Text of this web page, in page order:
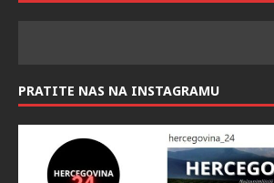
PRATITE NAS NA INSTAGRAMU